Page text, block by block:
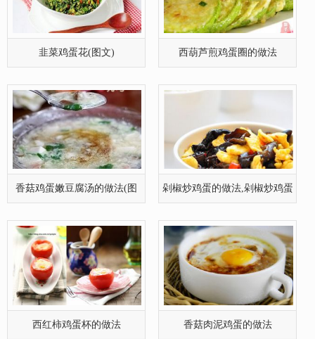
韭菜鸡蛋花(图文) 西葫芦煎鸡蛋圈的做法
香菇鸡蛋嫩豆腐汤的做法(图 剁椒炒鸡蛋的做法,剁椒炒鸡蛋
西红柿鸡蛋杯的做法 香菇肉泥鸡蛋的做法